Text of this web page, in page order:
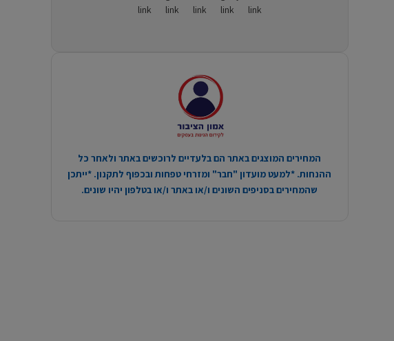
המחירים המוצגים באתר הם בלעדיים לרוכשים באתר ולאחר כל
ההנחות. *למעט מועדון "חבר" ומזרחי טפחות ובכפוף לתקנון. *ייתכן
שהמחירים בסניפים השונים ו/או באתר ו/או בטלפון יהיו שונים.